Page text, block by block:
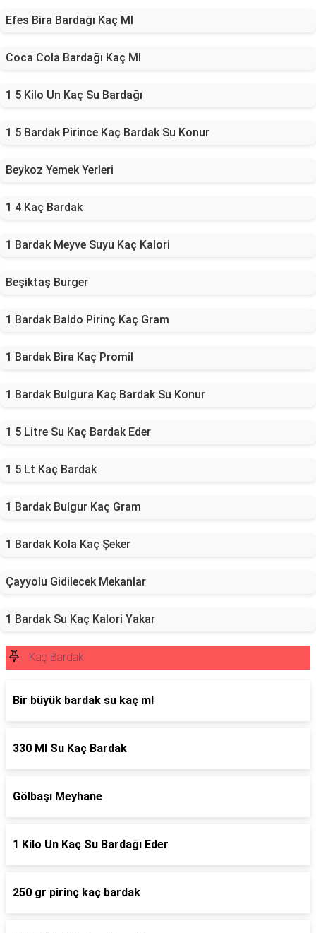
Efes Bira Bardağı Kaç Ml
Coca Cola Bardağı Kaç Ml
1 5 Kilo Un Kaç Su Bardağı
1 5 Bardak Pirince Kaç Bardak Su Konur
Beykoz Yemek Yerleri
1 4 Kaç Bardak
1 Bardak Meyve Suyu Kaç Kalori
Beşiktaş Burger
1 Bardak Baldo Pirinç Kaç Gram
1 Bardak Bira Kaç Promil
1 Bardak Bulgura Kaç Bardak Su Konur
1 5 Litre Su Kaç Bardak Eder
1 5 Lt Kaç Bardak
1 Bardak Bulgur Kaç Gram
1 Bardak Kola Kaç Şeker
Çayyolu Gidilecek Mekanlar
1 Bardak Su Kaç Kalori Yakar
Kaç Bardak
Bir büyük bardak su kaç ml
330 Ml Su Kaç Bardak
Gölbaşı Meyhane
1 Kilo Un Kaç Su Bardağı Eder
250 gr pirinç kaç bardak